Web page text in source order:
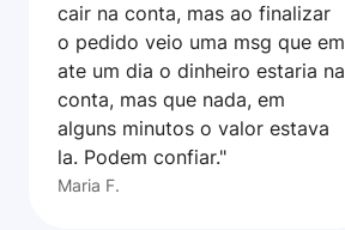
cair na conta, mas ao finalizar
o pedido veio uma msg que em
ate um dia o dinheiro estaria na
conta, mas que nada, em
alguns minutos o valor estava
la. Podem confiar."
Maria F.